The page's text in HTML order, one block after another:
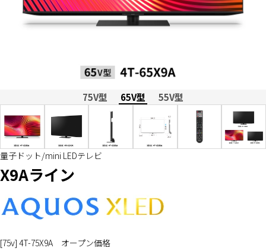
75V型 65V型 55V型
量子ドット/mini LEDテレビ
X9Aライン
[75v] 4T-75X9A オープン価格